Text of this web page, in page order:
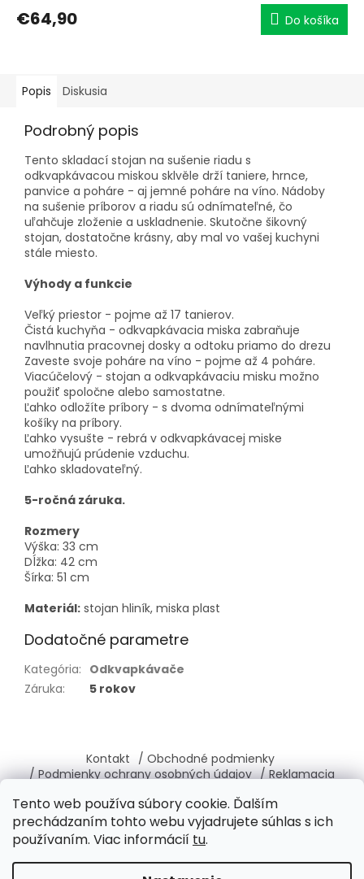
Tento web používa súbory cookie. Ďalším
prechádzaním tohto webu vyjadrujete súhlas s ich
používaním. Viac informácií tu.
€64,90 Do košíka
Popis Diskusia
Podrobný popis
Tento skladací stojan na sušenie riadu s
odkvapkávacou miskou sklvěle drží taniere, hrnce,
panvice a poháre - aj jemné poháre na víno. Nádoby
na sušenie príborov a riadu sú odnímateľné, čo
uľahčuje zloženie a uskladnenie. Skutočne šikovný
stojan, dostatočne krásny, aby mal vo vašej kuchyni
stále miesto.
Výhody a funkcie
Veľký priestor - pojme až 17 tanierov.
Čistá kuchyňa - odkvapkávacia miska zabraňuje
navlhnutia pracovnej dosky a odtoku priamo do drezu
Zaveste svoje poháre na víno - pojme až 4 poháre.
Viacúčelový - stojan a odkvapkávaciu misku možno
použiť spoločne alebo samostatne.
Ľahko odložíte príbory - s dvoma odnímateľnými
košíky na príbory.
Ľahko vysušte - rebrá v odkvapkávacej miske
umožňujú prúdenie vzduchu.
Ľahko skladovateľný.
5-ročná záruka.
Rozmery
Výška: 33 cm
Dĺžka: 42 cm
Šírka: 51 cm
Materiál: stojan hliník, miska plast
Dodatočné parametre
Kategória: Odkvapkávače
Záruka: 5 rokov
p
ä
Kontakt / Obchodné podmienky
/ Podmienky ochrany osobných údajov / Reklamacia